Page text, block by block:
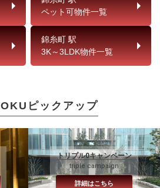
ペット可物件一覧
錦糸町 駅
3K～3LDK物件一覧
ピックアップ
トリプル0キャンペーン
triple campaign
詳細はこちら